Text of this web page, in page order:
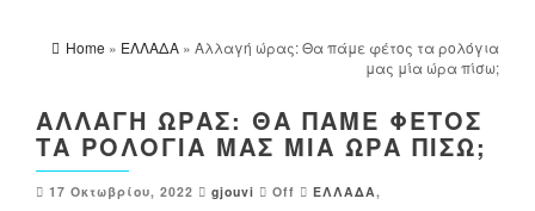
Home » ΕΛΛΑΔΑ » Αλλαγή ώρας: Θα πάμε φέτος τα ρολόγια
μας μία ώρα πίσω;
ΑΛΛΑΓΉ ΏΡΑΣ: ΘΑ ΠΆΜΕ ΦΈΤΟΣ
ΤΑ ΡΟΛΌΓΙΑ ΜΑΣ ΜΊΑ ΏΡΑ ΠΊΣΩ;
17 Οκτωβρίου, 2022 gjouvi Off ΕΛΛΑΔΑ,